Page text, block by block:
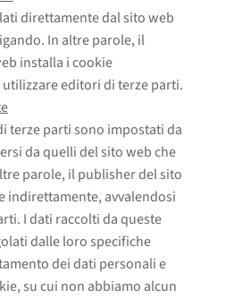
direttamente dal sito web
In altre parole, il
installa i cookie
editori di terze parti.
terze parti sono impostati da
da quelli del sito web che
parole, il publisher del sito
indirettamente, avvalendosi
I dati raccolti da queste
dalle loro specifiche
dei dati personali e
su cui non abbiamo alcun